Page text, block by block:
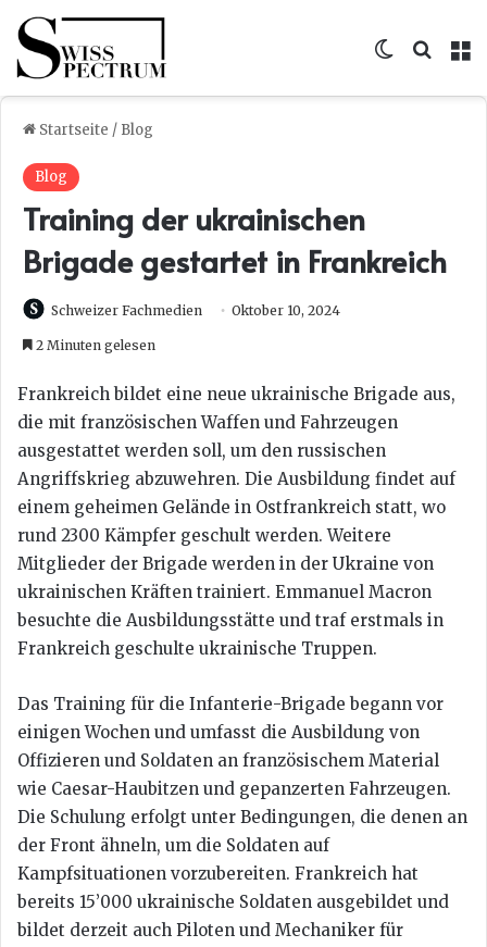
Skin
Startseite / Blog
Blog
Training der ukrainischen
Brigade gestartet in Frankreich
Schweizer Fachmedien Oktober 10, 2024
2 Minuten gelesen
Frankreich bildet eine neue ukrainische Brigade aus,
die mit französischen Waffen und Fahrzeugen
ausgestattet werden soll, um den russischen
Angriffskrieg abzuwehren. Die Ausbildung findet auf
einem geheimen Gelände in Ostfrankreich statt, wo
rund 2300 Kämpfer geschult werden. Weitere
Mitglieder der Brigade werden in der Ukraine von
ukrainischen Kräften trainiert. Emmanuel Macron
besuchte die Ausbildungsstätte und traf erstmals in
Frankreich geschulte ukrainische Truppen.
Das Training für die Infanterie-Brigade begann vor
einigen Wochen und umfasst die Ausbildung von
Offizieren und Soldaten an französischem Material
wie Caesar-Haubitzen und gepanzerten Fahrzeugen.
Die Schulung erfolgt unter Bedingungen, die denen an
der Front ähneln, um die Soldaten auf
Kampfsituationen vorzubereiten. Frankreich hat
bereits 15’000 ukrainische Soldaten ausgebildet und
bildet derzeit auch Piloten und Mechaniker für